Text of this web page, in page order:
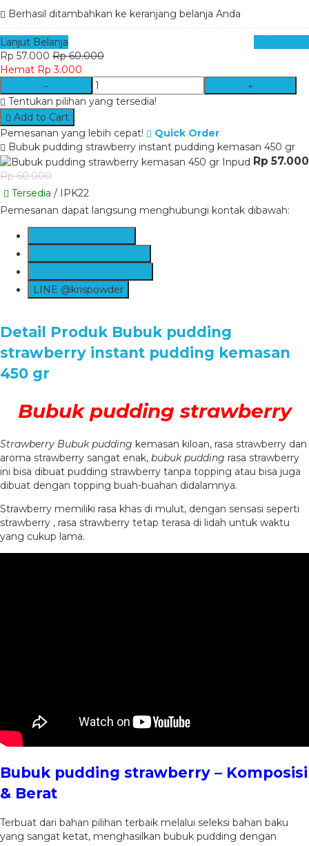
Berhasil ditambahkan ke keranjang belanja Anda
Lanjut Belanja
Rp 57.000 Rp 60.000
Hemat Rp 3.000
Tentukan pilihan yang tersedia!
Add to Cart
Pemesanan yang lebih cepat!
Quick Order
Bubuk pudding strawberry instant pudding kemasan 450 gr
Rp 57.000
Rp 60.000
Tersedia / IPK22
Pemesanan dapat langsung menghubungi kontak dibawah:
LINE @krispowder
Detail Produk Bubuk pudding
strawberry instant pudding kemasan
450 gr
Bubuk pudding strawberry
Strawberry Bubuk pudding kemasan kiloan, rasa strawberry dan
aroma strawberry sangat enak, bubuk pudding rasa strawberry
ini bisa dibuat pudding strawberry tanpa topping atau bisa juga
dibuat dengan topping buah-buahan didalamnya.
Strawberry memiliki rasa khas di mulut, dengan sensasi seperti
strawberry , rasa strawberry tetap terasa di lidah untuk waktu
yang cukup lama.
Bubuk pudding strawberry – Komposisi
& Berat
Terbuat dari bahan pilihan terbaik melalui seleksi bahan baku
yang sangat ketat, menghasilkan bubuk pudding dengan